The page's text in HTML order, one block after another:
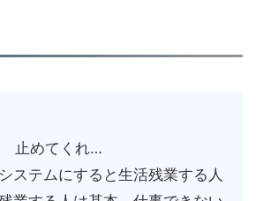
止めてくれ…
ステムにすると生活残業する人